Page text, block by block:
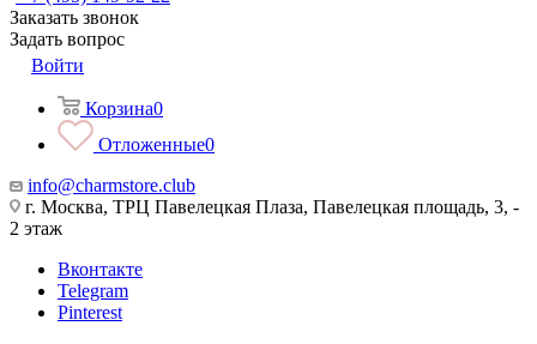
Заказать звонок
Задать вопрос
Войти
Корзина0
Отложенные0
info@charmstore.club
г. Москва, ТРЦ Павелецкая Плаза, Павелецкая площадь, 3, -
2 этаж
Вконтакте
Telegram
Pinterest